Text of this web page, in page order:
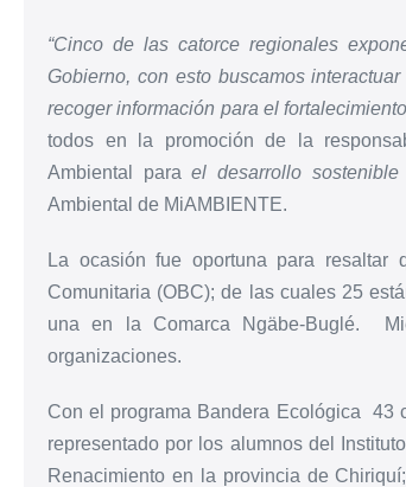
“Cinco de las catorce regionales
Gobierno, con esto buscamos
recoger información para el
todos en la promoción de la
Ambiental parael desarrollo sostenible
Ambiental de MiAMBIENTE.
La ocasión fue oportuna para resaltar
Comunitaria (OBC); de las cuales 25
una en la Comarca Ngäbe-Buglé.
organizaciones.
Con el programa Bandera Ecológica 43
representado por los alumnos del
Renacimiento en la provincia de